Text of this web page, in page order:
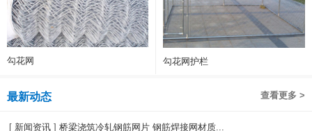
勾花网 勾花网护栏
查看更多 >
最新动态
[ 新闻资讯 ] 桥梁浇筑冷轧钢筋网片 钢筋焊接网材质...